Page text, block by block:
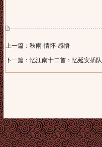
上一篇：秋雨·情怀·感悟
下一篇：忆江南十二首：忆延安插队